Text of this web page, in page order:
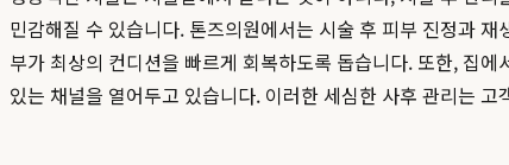
민감해질 수 있습니다. 톤즈의원에서는 시술 후 피부 진정과
부가 최상의 컨디션을 빠르게 회복하도록 돕습니다. 또한, 집
있는 채널을 열어두고 있습니다. 이러한 세심한 사후 관리는